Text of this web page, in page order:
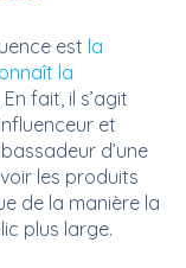
est la
la
En fait, il s’agit
et
d’une
les produits
de la manière la
plus large.